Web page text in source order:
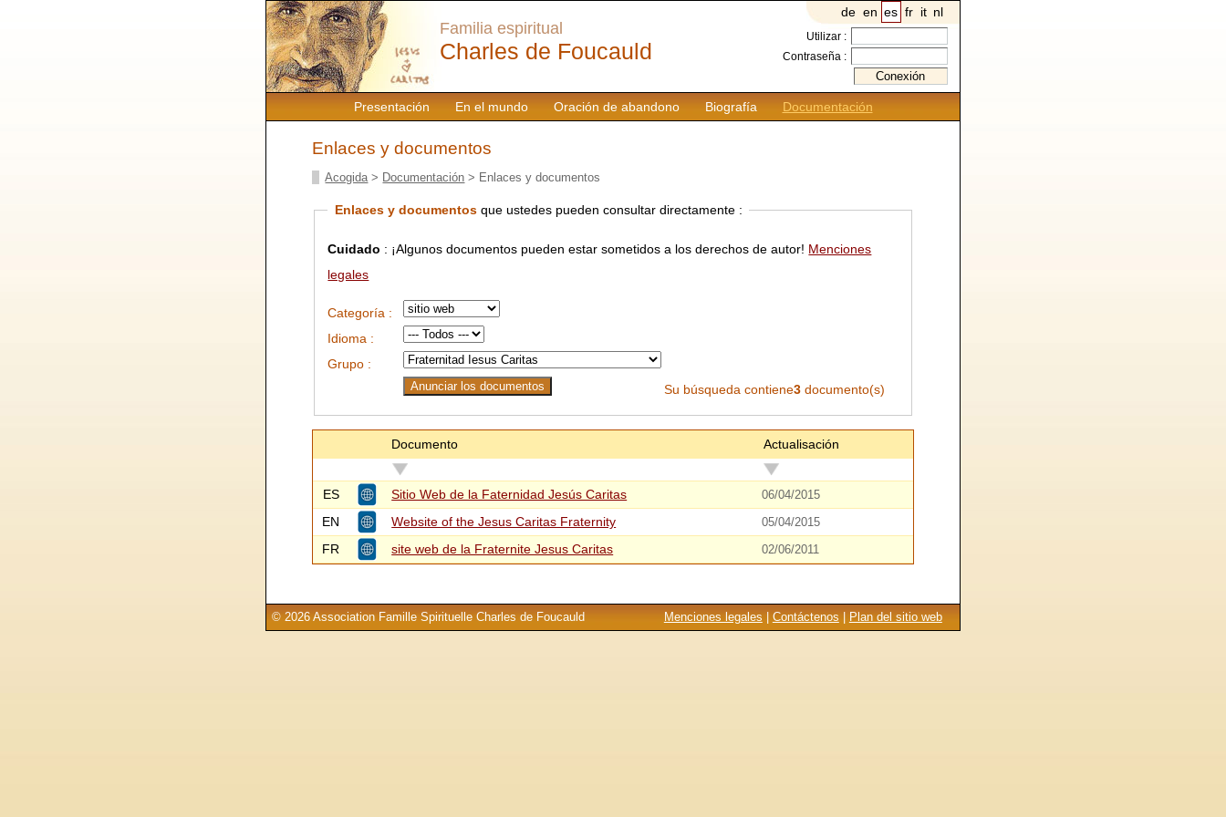
Presentación En el mundo Oración de abandono Biografía Documentación
Familia espiritual
Charles de Foucauld
de en es fr it nl
Utilizar :
Contraseña :
Enlaces y documentos
Acogida > Documentación > Enlaces y documentos
Enlaces y documentosque ustedes pueden consultar directamente :
Cuidado : ¡Algunos documentos pueden estar sometidos a los derechos de autor! Menciones
legales
Categoría :
Idioma :
Grupo :
Su búsqueda contiene3 documento(s)
Documento Actualisación
ES Sitio Web de la Faternidad Jesús Caritas 06/04/2015
EN Website of the Jesus Caritas Fraternity 05/04/2015
FR site web de la Fraternite Jesus Caritas 02/06/2011
Menciones legales Contáctenos Plan del sitio web
© 2026 Association Famille Spirituelle Charles de Foucauld